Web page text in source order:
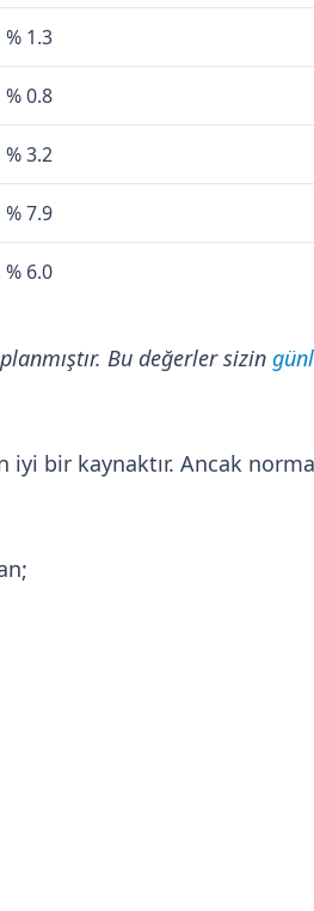
% 1.3
% 0.8
% 3.2
% 7.9
% 6.0
Bu değerler sizin
iyi bir kaynaktır. Ancak